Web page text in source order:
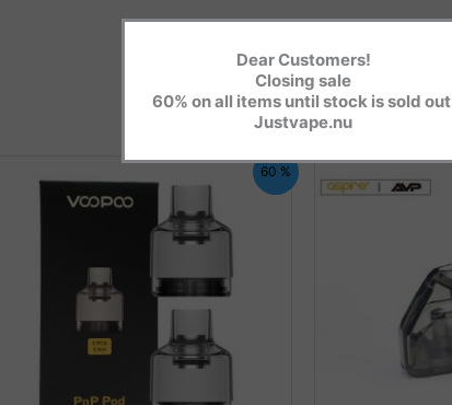
60 %
Dear Customers!
Closing sale
60% on all items until stock is sold out
Justvape.nu